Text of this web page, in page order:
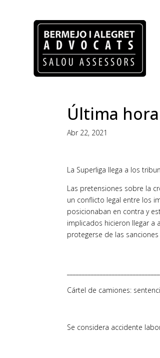
Última
Abr 22, 2021
La Superliga llega a los
Las pretensiones sobre la
un conflicto legal entre los
posicionaban en contra y
implicados hicieron llegar a
protegerse de las
Cártel de camiones:
Se considera accidente